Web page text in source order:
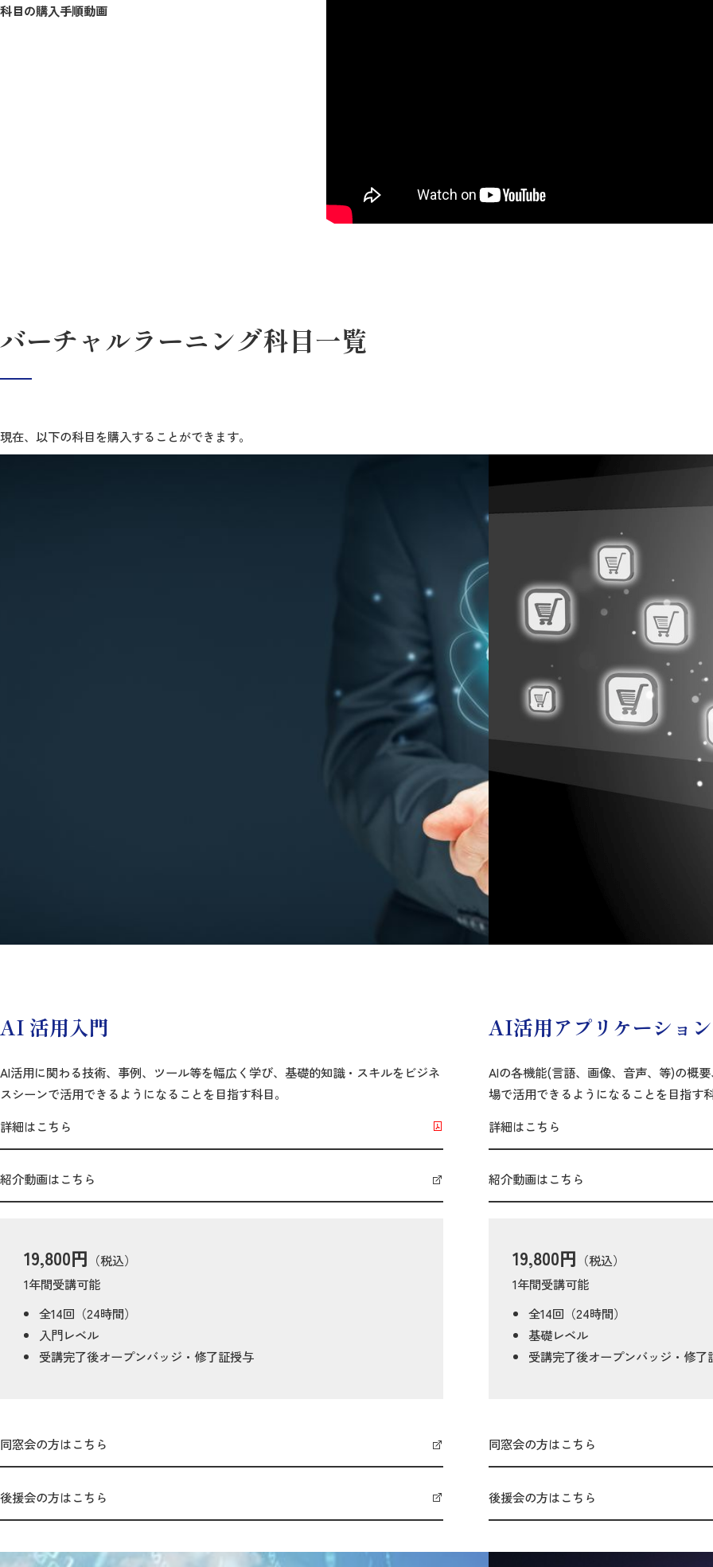
科目の購入手順動画
" allow="accelerometer; autoplay; encrypted-media; gyroscope;
バーチャルラーニング科目一覧
現在、以下の科目を購入することができます。
AI 活用入門
AI活用に関わる技術、事例、ツール等を幅広く学び、基礎的知識・スキルをビジネ
スシーンで活用できるようになることを目指す科目。
詳細はこちら
紹介動画はこちら
19,800円 （税込）
1年間受講可能
全14回（24時間）
入門レベル
受講完了後オープンバッジ・修了証授与
同窓会の方はこちら
後援会の方はこちら
AI活用アプリケーショ
AIの各機能(言語、画像、音声、等)の概
場で活用できるようになることを目指す
詳細はこちら
紹介動画はこちら
19,800円 （税込）
1年間受講可能
全14回（24時間）
基礎レベル
受講完了後オープンバッジ・修了
同窓会の方はこちら
後援会の方はこちら